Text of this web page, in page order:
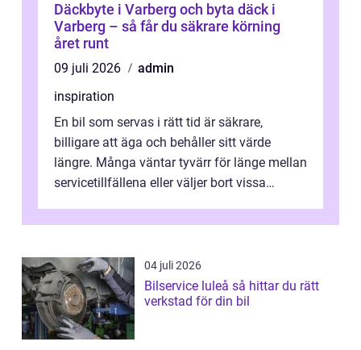
Däckbyte i Varberg och byta däck i
Varberg – så får du säkrare körning
året runt
09 juli 2026
admin
inspiration
En bil som servas i rätt tid är säkrare,
billigare att äga och behåller sitt värde
längre. Många väntar tyvärr för länge mellan
servicetillfällena eller väljer bort vissa
04 juli 2026
Bilservice luleå så hittar du rätt
verkstad för din bil